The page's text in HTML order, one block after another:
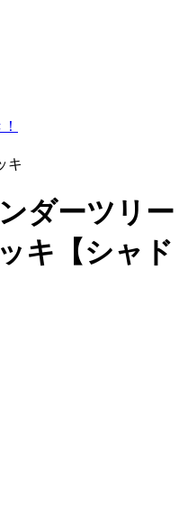
キ
ダーツリー
キ【シャド